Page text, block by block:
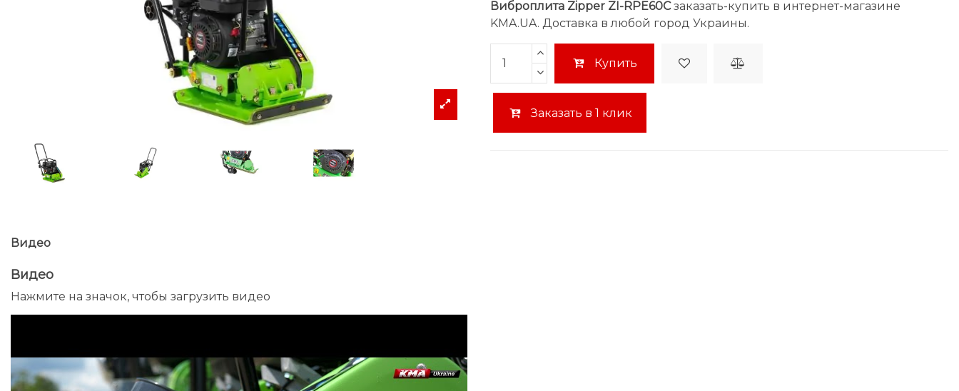
Виброплита Zipper ZI-RPE60Cзаказать-купить в интернет-магазине
KMA.UA. Доставка в любой город Украины.
Купить
Заказать в 1 клик
Видео
Видео
Нажмите на значок, чтобы загрузить видео